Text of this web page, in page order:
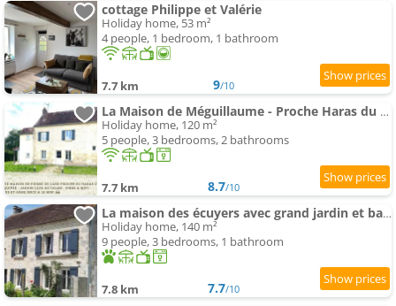
cottage Philippe et Valérie
Holiday home, 53 m²
4 people, 1 bedroom, 1 bathroom
7.7 km 9/10
La Maison de Méguillaume - Proche Haras du Pin et Argentan - Calme
Holiday home, 120 m²
5 people, 3 bedrooms, 2 bathrooms
7.7 km 8.7/10
La maison des écuyers avec grand jardin et barbecue
Holiday home, 140 m²
9 people, 3 bedrooms, 1 bathroom
7.8 km 7.7/10